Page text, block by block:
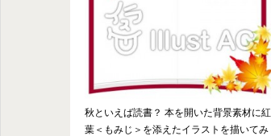
秋といえば読書？ 本を開いた背景素材に紅
葉＜もみじ＞を添えたイラストを描いてみ